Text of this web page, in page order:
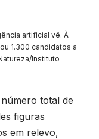
artificial vê. À
1.300 candidatos a
Instituto
total de
figuras
em relevo,